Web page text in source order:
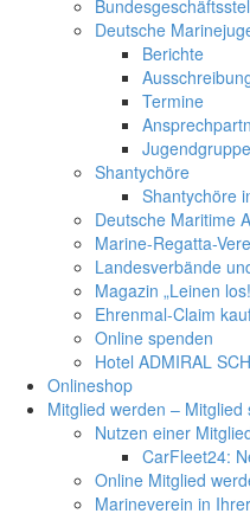
Deutsche
Berichte
Termine
Shantychöre
Shantychöre
Deutsche Maritime
Marine-Regatta-
Landesverbände
Magazin „Leinen
Ehrenmal-Claim
Online spenden
Hotel ADMIRAL
Onlineshop
Mitglied werden – Mitglied
Nutzen einer
CarFleet24:
Online Mitglied
Marineverein in